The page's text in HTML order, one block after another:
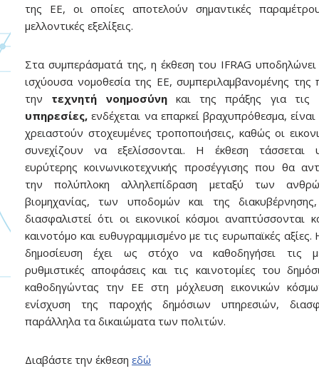
της ΕΕ, οι οποίες αποτελούν σημαντικές
μελλοντικές εξελίξεις.
Στα συμπεράσματά της, η έκθεση του IFRAG
ισχύουσα νομοθεσία της ΕΕ, συμπεριλαμβανομένης της
την τεχνητή νοημοσύνηκαι της πράξης για τις
υπηρεσίες, ενδέχεται να επαρκεί βραχυπρόθεσμα,
χρειαστούν στοχευμένες τροποποιήσεις, καθώς οι
συνεχίζουν να εξελίσσονται. Η έκθεση τάσσεται
ευρύτερης κοινωνικοτεχνικής προσέγγισης που θα
την πολύπλοκη αλληλεπίδραση μεταξύ των
βιομηχανίας, των υποδομών και της
διασφαλιστεί ότι οι εικονικοί κόσμοι αναπτύσσονται
καινοτόμο και ευθυγραμμισμένο με τις ευρωπαϊκές
δημοσίευση έχει ως στόχο να καθοδηγήσει τις
ρυθμιστικές αποφάσεις και τις καινοτομίες του
καθοδηγώντας την ΕΕ στη μόχλευση εικονικών
ενίσχυση της παροχής δημόσιων υπηρεσιών,
παράλληλα τα δικαιώματα των πολιτών.
Διαβάστε την έκθεση εδώ